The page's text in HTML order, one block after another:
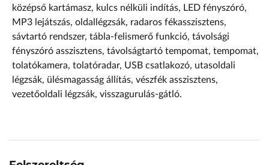
középső kartámasz, kulcs nélküli indítás, LED fényszóró,
MP3 lejátszás, oldallégzsák, radaros fékasszisztens,
sávtartó rendszer, tábla-felismerő funkció, távolsági
fényszóró asszisztens, távolságtartó tempomat, tempomat,
tolatókamera, tolatóradar, USB csatlakozó, utasoldali
légzsák, ülésmagasság állítás, vészfék asszisztens,
vezetőoldali légzsák, visszagurulás-gátló.